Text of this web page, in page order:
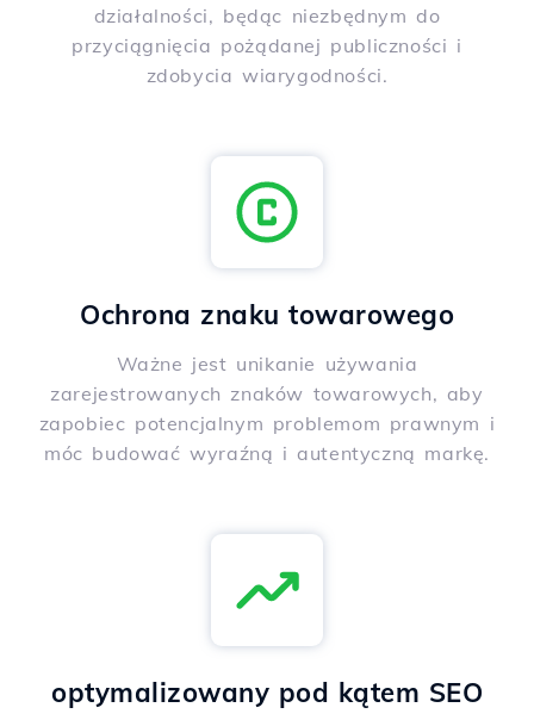
działalności, będąc niezbędnym do
przyciągnięcia pożądanej publiczności i
zdobycia wiarygodności.
Ochrona znaku towarowego
Ważne jest unikanie używania
zarejestrowanych znaków towarowych, aby
zapobiec potencjalnym problemom prawnym i
móc budować wyraźną i autentyczną markę.
optymalizowany pod kątem SEO